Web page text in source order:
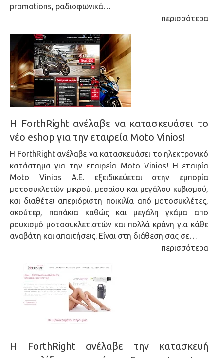
promotions, ραδιοφωνικά…
περισσότερα
Η ForthRight ανέλαβε να κατασκευάσει το
νέο eshop για την εταιρεία Moto Vinios!
Η ForthRight ανέλαβε να κατασκευάσει το ηλεκτρονικό
κατάστημα για την εταιρεία Moto Vinios! Η εταιρία
Moto Vinios Α.Ε. εξειδικεύεται στην εμπορία
μοτοσυκλετών μικρού, μεσαίου και μεγάλου κυβισμού,
και διαθέτει απεριόριστη ποικιλία από μοτοσυκλέτες,
σκούτερ, παπάκια καθώς και μεγάλη γκάμα απο
ρουχισμό μοτοσυκλετιστών και πολλά κράνη για κάθε
αναβάτη και απαιτήσεις. Είναι στη διάθεση σας σε…
περισσότερα
Η ForthRight ανέλαβε την κατασκευή